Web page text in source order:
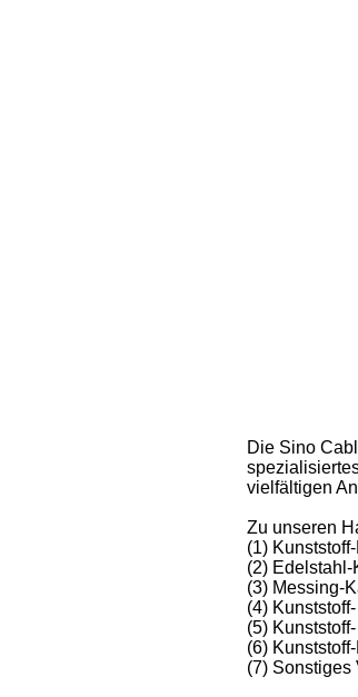
Die Sino
vielfältigen
Zu unseren
(1)
(2) Edelstahl-
(3) Messing-
(4)
(5)
(6)
(7) Sonstiges